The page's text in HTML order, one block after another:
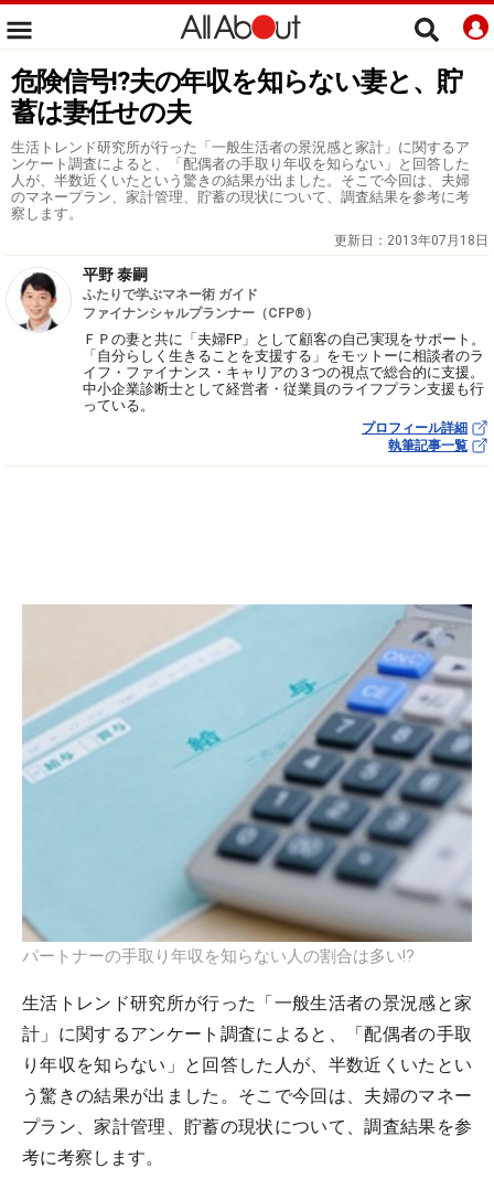
危険信号!?夫の年収を知らない妻と、貯
蓄は妻任せの夫
生活トレンド研究所が行った「一般生活者の景況感と家計」に関するア
ンケート調査によると、「配偶者の手取り年収を知らない」と回答した
人が、半数近くいたという驚きの結果が出ました。そこで今回は、夫婦
のマネープラン、家計管理、貯蓄の現状について、調査結果を参考に考
察します。
更新日： 2013年07月18日
平野 泰嗣
ふたりで学ぶマネー術 ガイド
ファイナンシャルプランナー（CFP®）
ＦＰの妻と共に「夫婦FP」として顧客の自己実現をサポート。
「自分らしく生きることを支援する」をモットーに相談者のラ
イフ・ファイナンス・キャリアの３つの視点で総合的に支援。
中小企業診断士として経営者・従業員のライフプラン支援も行
っている。
プロフィール詳細
執筆記事一覧
パートナーの手取り年収を知らない人の割合は多い!?
生活トレンド研究所が行った「一般生活者の景況感と家
計」に関するアンケート調査によると、「配偶者の手取
り年収を知らない」と回答した人が、半数近くいたとい
う驚きの結果が出ました。そこで今回は、夫婦のマネー
プラン、家計管理、貯蓄の現状について、調査結果を参
考に考察します。